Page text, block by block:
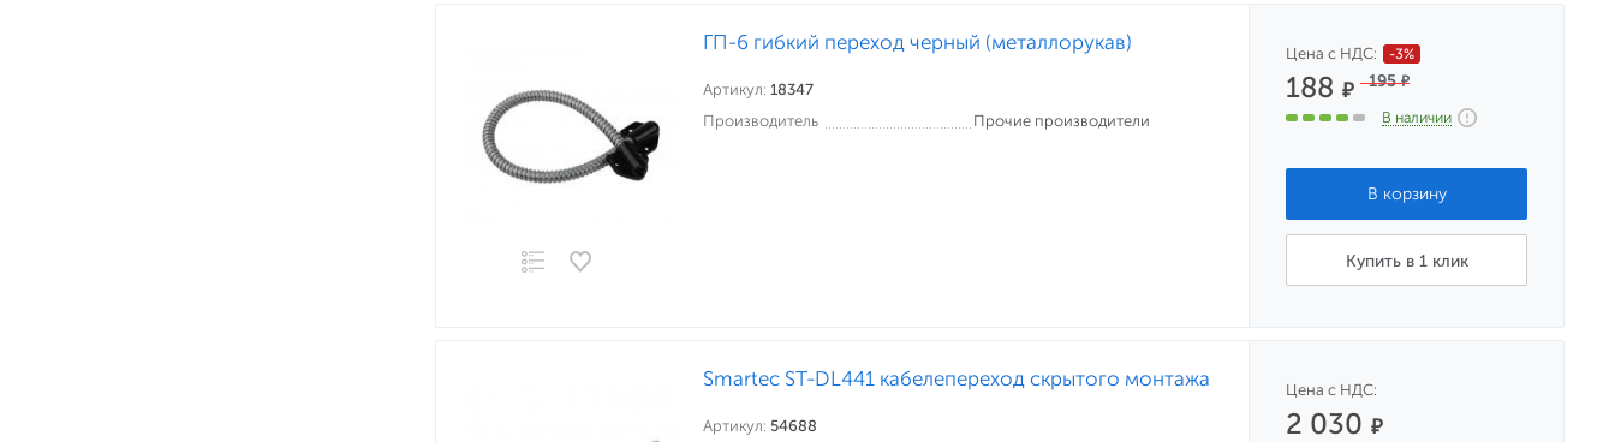
ГП-6 гибкий переход черный (металлорукав)
Артикул: 18347
Производитель
Прочие производители
Цена с НДС: -3%
188₽ 195₽
В наличии
Купить в 1 клик
Smartec ST-DL441 кабелепереход скрытого монтажа
Артикул: 54688
Цена с НДС:
2 030₽